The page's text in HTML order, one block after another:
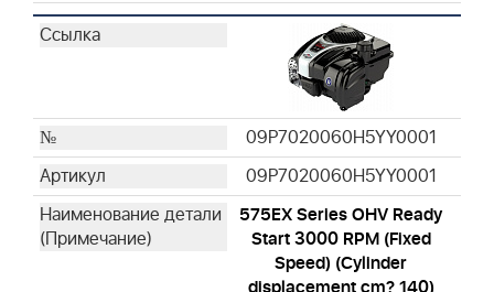
09P7020060H5YY0001
09P7020060H5YY0001
575EX Series OHV Ready
Start 3000 RPM (Fixed
Speed) (Cylinder